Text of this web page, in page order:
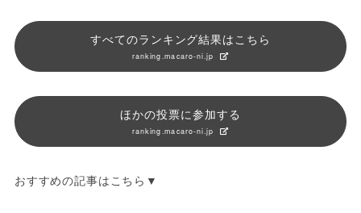
すべてのランキング結果はこちら
ranking.macaro-ni.jp
ほかの投票に参加する
ranking.macaro-ni.jp
おすすめの記事はこちら▼